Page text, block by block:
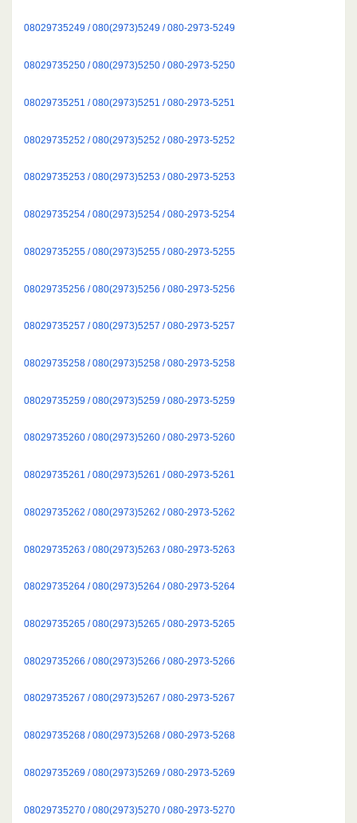
08029735249 / 080(2973)5249 / 080-2973-5249
08029735250 / 080(2973)5250 / 080-2973-5250
08029735251 / 080(2973)5251 / 080-2973-5251
08029735252 / 080(2973)5252 / 080-2973-5252
08029735253 / 080(2973)5253 / 080-2973-5253
08029735254 / 080(2973)5254 / 080-2973-5254
08029735255 / 080(2973)5255 / 080-2973-5255
08029735256 / 080(2973)5256 / 080-2973-5256
08029735257 / 080(2973)5257 / 080-2973-5257
08029735258 / 080(2973)5258 / 080-2973-5258
08029735259 / 080(2973)5259 / 080-2973-5259
08029735260 / 080(2973)5260 / 080-2973-5260
08029735261 / 080(2973)5261 / 080-2973-5261
08029735262 / 080(2973)5262 / 080-2973-5262
08029735263 / 080(2973)5263 / 080-2973-5263
08029735264 / 080(2973)5264 / 080-2973-5264
08029735265 / 080(2973)5265 / 080-2973-5265
08029735266 / 080(2973)5266 / 080-2973-5266
08029735267 / 080(2973)5267 / 080-2973-5267
08029735268 / 080(2973)5268 / 080-2973-5268
08029735269 / 080(2973)5269 / 080-2973-5269
08029735270 / 080(2973)5270 / 080-2973-5270